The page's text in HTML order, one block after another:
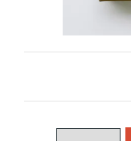
樂園百貨店について